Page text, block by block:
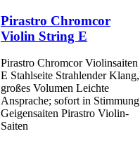
Pirastro Chromcor
Violin String E
Pirastro Chromcor Violinsaiten
E Stahlseite Strahlender Klang,
großes Volumen Leichte
Ansprache; sofort in Stimmung
Geigensaiten Pirastro Violin-
Saiten